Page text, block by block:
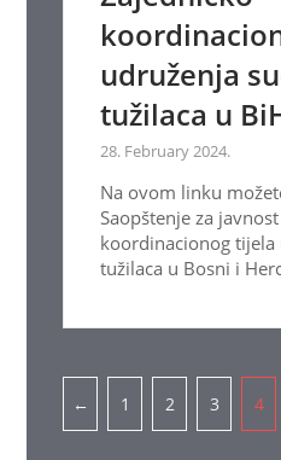
udruženja
tužilaca u
28. February 2024.
Na ovom linku
Saopštenje za
koordinacionog tijela
tužilaca u Bosni i
Pagination
← 1 2 3 4